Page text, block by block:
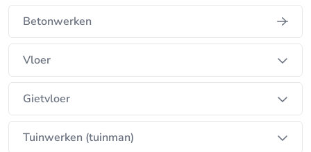
Betonwerken
Vloer
Gietvloer
Tuinwerken (tuinman)